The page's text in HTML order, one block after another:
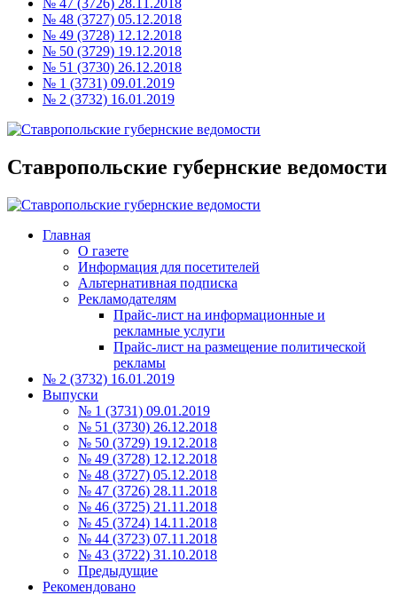
№ 47 (3726) 28.11.2018
№ 48 (3727) 05.12.2018
№ 49 (3728) 12.12.2018
№ 50 (3729) 19.12.2018
№ 51 (3730) 26.12.2018
№ 1 (3731) 09.01.2019
№ 2 (3732) 16.01.2019
Ставропольские губернские ведомости
Главная
О газете
Информация для посетителей
Альтернативная подписка
Рекламодателям
Прайс-лист на информационные и
рекламные услуги
Прайс-лист на размещение политической
рекламы
№ 2 (3732) 16.01.2019
Выпуски
№ 1 (3731) 09.01.2019
№ 51 (3730) 26.12.2018
№ 50 (3729) 19.12.2018
№ 49 (3728) 12.12.2018
№ 48 (3727) 05.12.2018
№ 47 (3726) 28.11.2018
№ 46 (3725) 21.11.2018
№ 45 (3724) 14.11.2018
№ 44 (3723) 07.11.2018
№ 43 (3722) 31.10.2018
Предыдущие
Рекомендовано